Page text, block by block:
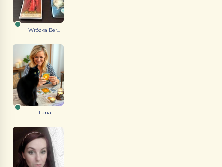
Wróżka Ber...
Iljana